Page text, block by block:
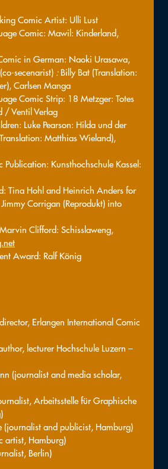
Comic Artist: Ulli Lust
Comic: Mawil: Kinderland,
in German: Naoki Urasawa,
secenarist) :Billy Bat (Translation:
Carlsen Manga
Comic Strip: 18 Metzger: Totes
/ Ventil Verlag
Luke Pearson: Hilda und der
Matthias Wieland),
Publication: Kunsthochschule Kassel:
Tina Hohl and Heinrich Anders for
Corrigan (Reprodukt) into
Clifford: Schisslaweng,
Award: Ralf König
Erlangen International Comic
lecturer Hochschule Luzern –
(journalist and media scholar,
Arbeitsstelle für Graphische
(journalist and publicist, Hamburg)
artist, Hamburg)
Berlin)